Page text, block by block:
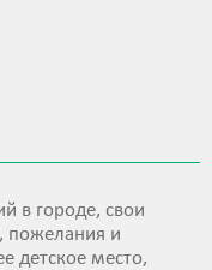
в городе, свои
пожелания и
детское место,